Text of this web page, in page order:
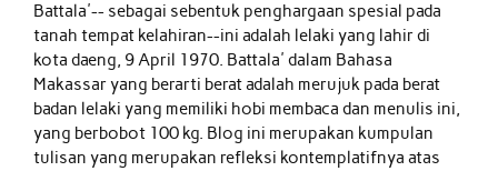
Battala'-- sebagai sebentuk penghargaan spesial pada
tanah tempat kelahiran--ini adalah lelaki yang lahir di
kota daeng, 9 April 1970. Battala' dalam Bahasa
Makassar yang berarti berat adalah merujuk pada berat
badan lelaki yang memiliki hobi membaca dan menulis ini,
yang berbobot 100 kg. Blog ini merupakan kumpulan
tulisan yang merupakan refleksi kontemplatifnya atas